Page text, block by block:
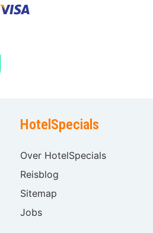
HotelSpecials
Over HotelSpecials
Reisblog
Sitemap
Jobs